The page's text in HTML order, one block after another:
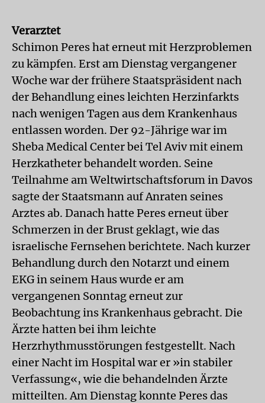
Verarztet
Schimon Peres hat erneut mit Herzproblemen
zu kämpfen. Erst am Dienstag vergangener
Woche war der frühere Staatspräsident nach
der Behandlung eines leichten Herzinfarkts
nach wenigen Tagen aus dem Krankenhaus
entlassen worden. Der 92-Jährige war im
Sheba Medical Center bei Tel Aviv mit einem
Herzkatheter behandelt worden. Seine
Teilnahme am Weltwirtschaftsforum in Davos
sagte der Staatsmann auf Anraten seines
Arztes ab. Danach hatte Peres erneut über
Schmerzen in der Brust geklagt, wie das
israelische Fernsehen berichtete. Nach kurzer
Behandlung durch den Notarzt und einem
EKG in seinem Haus wurde er am
vergangenen Sonntag erneut zur
Beobachtung ins Krankenhaus gebracht. Die
Ärzte hatten bei ihm leichte
Herzrhythmusstörungen festgestellt. Nach
einer Nacht im Hospital war er »in stabiler
Verfassung«, wie die behandelnden Ärzte
mitteilten. Am Dienstag konnte Peres das